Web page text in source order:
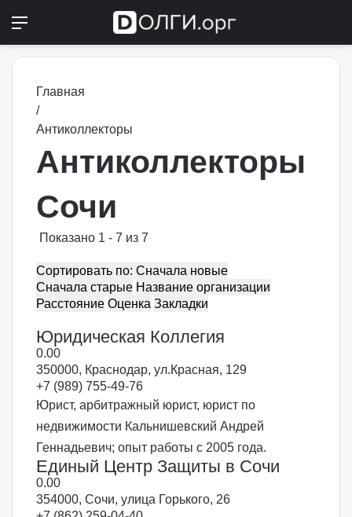
Главная
/
Антиколлекторы
Антиколлекторы
Сочи
Показано 1 - 7 из 7
Сортировать по: Сначала новые
Сначала старые Название организации
Расстояние Оценка Закладки
Юридическая Коллегия
0.00
350000, Краснодар, ул.Красная, 129
+7 (989) 755-49-76
Юрист, арбитражный юрист, юрист по
недвижимости Кальнишевский Андрей
Геннадьевич; опыт работы с 2005 года.
Единый Центр Защиты в Сочи
0.00
354000, Сочи, улица Горького, 26